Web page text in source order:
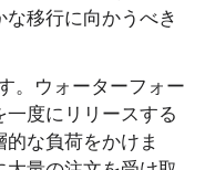
移行に向かうべき
。ウォーターフォー
度にリリースする
な負荷をかけま